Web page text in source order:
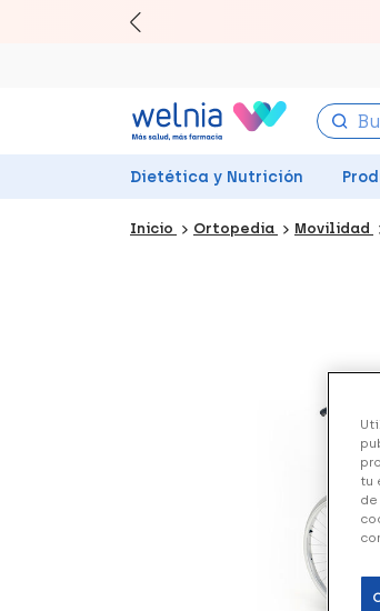
Dietética y Nutrición
Inicio Ortopedia Movilidad
tu